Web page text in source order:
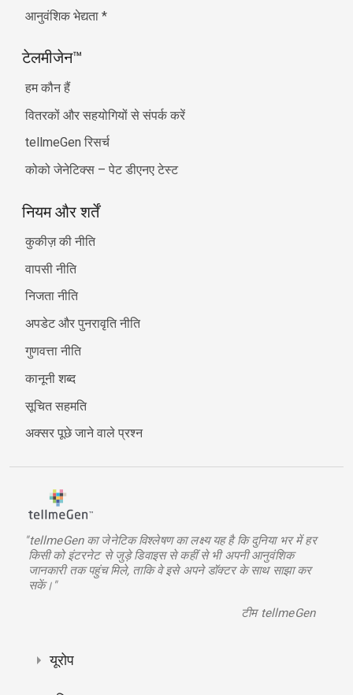
आनुवंशिक भेद्यता *
टेलमीजेन™
हम कौन हैं
वितरकों और सहयोगियों से संपर्क करें
tellmeGen रिसर्च
कोको जेनेटिक्स – पेट डीएनए टेस्ट
नियम और शर्तें
कुकीज़ की नीति
वापसी नीति
निजता नीति
अपडेट और पुनरावृति नीति
गुणवत्ता नीति
कानूनी शब्द
सूचित सहमति
अक्सर पूछे जाने वाले प्रश्न
"tellmeGen का जेनेटिक विश्लेषण का लक्ष्य यह है कि दुनिया भर में हर
किसी को इंटरनेट से जुड़े डिवाइस से कहीं से भी अपनी आनुवंशिक
जानकारी तक पहुंच मिले, ताकि वे इसे अपने डॉक्टर के साथ साझा कर
सकें।"
टीम tellmeGen
यूरोप